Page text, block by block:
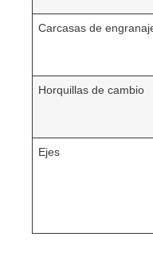
Carcasas de
Horquillas de cambio
Ejes